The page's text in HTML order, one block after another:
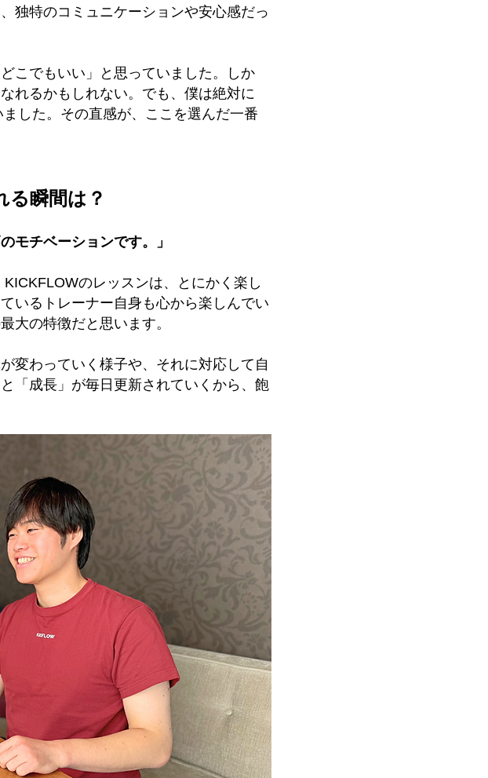
独特のコミュニケーションや安心感だっ
こでもいい」と思っていました。しか
れるかもしれない。でも、僕は絶対に
した。その直感が、ここを選んだ一番
る瞬間は？
モチベーションです。」
のレッスンは、とにかく楽し
いるトレーナー自身も心から楽しんでい
大の特徴だと思います。
変わっていく様子や、それに対応して自
「成長」が毎日更新されていくから、飽